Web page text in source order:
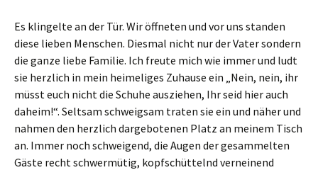
Es klingelte an der Tür. Wir öffneten und vor uns standen
diese lieben Menschen. Diesmal nicht nur der Vater sondern
die ganze liebe Familie. Ich freute mich wie immer und ludt
sie herzlich in mein heimeliges Zuhause ein „Nein, nein, ihr
müsst euch nicht die Schuhe ausziehen, Ihr seid hier auch
daheim!“. Seltsam schweigsam traten sie ein und näher und
nahmen den herzlich dargebotenen Platz an meinem Tisch
an. Immer noch schweigend, die Augen der gesammelten
Gäste recht schwermütig, kopfschüttelnd verneinend